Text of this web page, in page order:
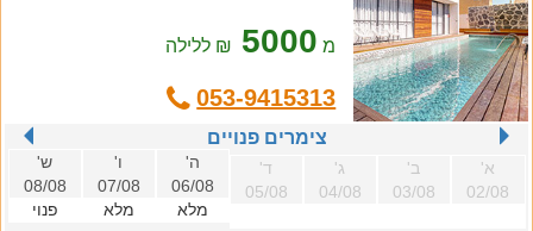
מ 5000 ₪ ללילה
053-9415313
צימרים פנויים
א'
02/08
ב'
03/08
ג'
04/08
ד'
05/08
ה'
06/08
מלא
ו'
07/08
מלא
ש'
08/08
פנוי